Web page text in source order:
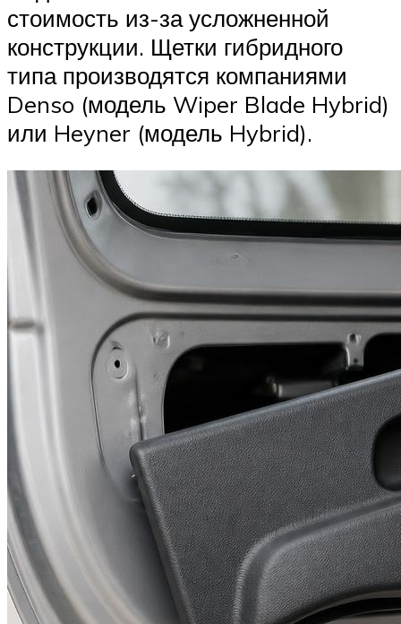
стоимость из-за усложненной
конструкции. Щетки гибридного
типа производятся компаниями
Denso (модель Wiper Blade Hybrid)
или Heyner (модель Hybrid).